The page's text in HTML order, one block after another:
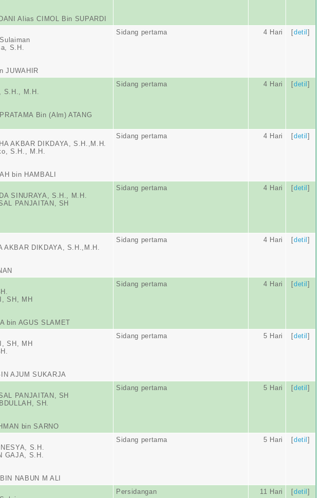
Alias CIMOL Bin SUPARDI
S.H.
JUWAHIR
Sidang pertama 4 Hari [detil]
S.H., M.H.
Bin (Alm) ATANG
Sidang pertama 4 Hari [detil]
AKBAR DIKDAYA, S.H.,M.H.
S.H., M.H.
bin HAMBALI
Sidang pertama 4 Hari [detil]
SINURAYA, S.H., M.H.
PANJAITAN, SH
Sidang pertama 4 Hari [detil]
AKBAR DIKDAYA, S.H.,M.H.
Sidang pertama 4 Hari [detil]
SH, MH
bin AGUS SLAMET
Sidang pertama 4 Hari [detil]
SH, MH
AJUM SUKARJA
Sidang pertama 5 Hari [detil]
PANJAITAN, SH
SH.
bin SARNO
Sidang pertama 5 Hari [detil]
S.H.
GAJA, S.H.
NABUN M ALI
Sidang pertama 5 Hari [detil]
Persidangan 11 Hari [detil]